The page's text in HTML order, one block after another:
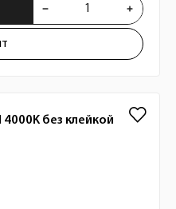
без клейкой